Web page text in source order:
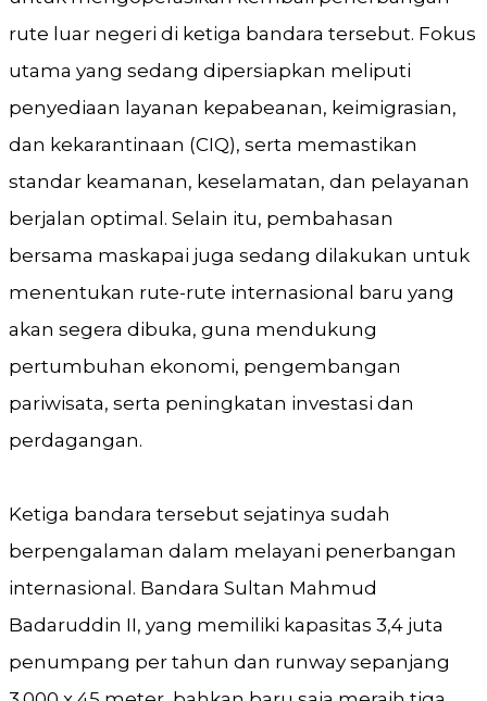
rute luar negeri di ketiga bandara tersebut. Fokus
utama yang sedang dipersiapkan meliputi
penyediaan layanan kepabeanan, keimigrasian,
dan kekarantinaan (CIQ), serta memastikan
standar keamanan, keselamatan, dan pelayanan
berjalan optimal. Selain itu, pembahasan
bersama maskapai juga sedang dilakukan untuk
menentukan rute-rute internasional baru yang
akan segera dibuka, guna mendukung
pertumbuhan ekonomi, pengembangan
pariwisata, serta peningkatan investasi dan
perdagangan.
Ketiga bandara tersebut sejatinya sudah
berpengalaman dalam melayani penerbangan
internasional. Bandara Sultan Mahmud
Badaruddin II, yang memiliki kapasitas 3,4 juta
penumpang per tahun dan runway sepanjang